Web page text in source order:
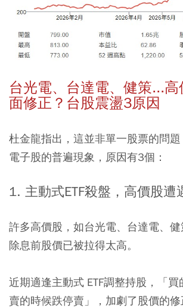
台光電、台達電、健策...
面修正？台股震盪3原因
杜金龍指出，這並非單一股票的問
電子股的普遍現象，原因有3個：
1. 主動式ETF殺盤，高價股遭
許多高價股，如台光電、台達電、
除息前股價已被拉得太高。
近期適逢主動式 ETF調整持股，「買
賣的時候跌停賣」，加劇了股價的修